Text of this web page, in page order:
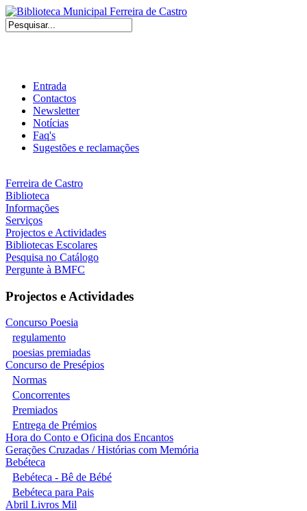
Entrada
Contactos
Newsletter
Notícias
Faq's
Sugestões e reclamações
Ferreira de Castro
Biblioteca
Informações
Serviços
Projectos e Actividades
Bibliotecas Escolares
Pesquisa no Catálogo
Pergunte à BMFC
Projectos e Actividades
Concurso Poesia
regulamento
poesias premiadas
Concurso de Presépios
Normas
Concorrentes
Premiados
Entrega de Prémios
Hora do Conto e Oficina dos Encantos
Gerações Cruzadas / Histórias com Memória
Bebéteca
Bebéteca - Bê de Bébé
Bebéteca para Pais
Abril Livros Mil